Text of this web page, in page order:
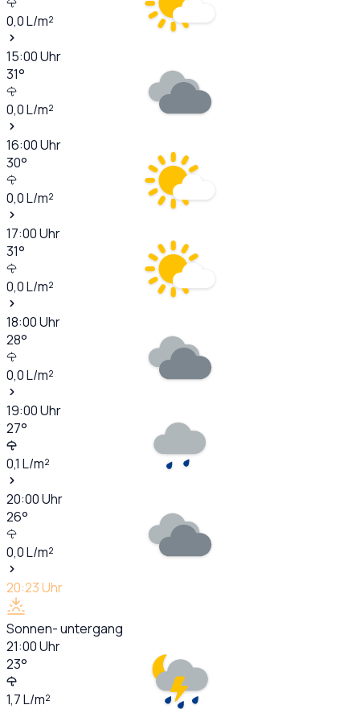
0,0L/m²
15:00Uhr
31°
0,0L/m²
16:00Uhr
30°
0,0L/m²
17:00Uhr
31°
0,0L/m²
18:00Uhr
28°
0,0L/m²
19:00Uhr
27°
0,1 L/m²
20:00Uhr
26°
0,0L/m²
20:23Uhr
Sonnen- untergang
21:00Uhr
23°
1,7L/m²